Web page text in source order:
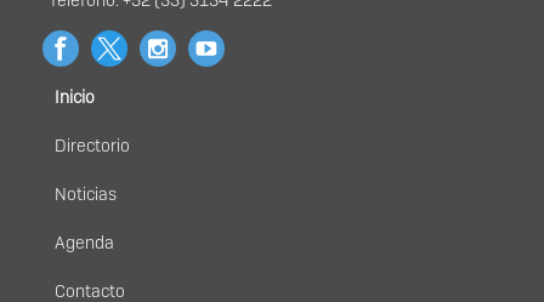
Menú
principal
Inicio
Directorio
Noticias
Agenda
Contacto